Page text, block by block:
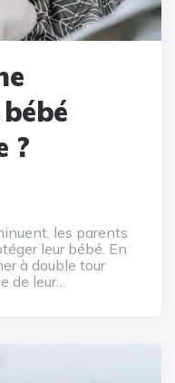
?
les parents
leur bébé. En
à double tour
de leur…